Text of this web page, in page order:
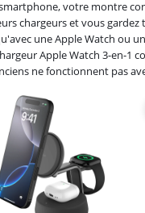
votre montre
chargeurs et vous
une Apple Watch ou
Apple Watch 3-en-1
ne fonctionnent pas